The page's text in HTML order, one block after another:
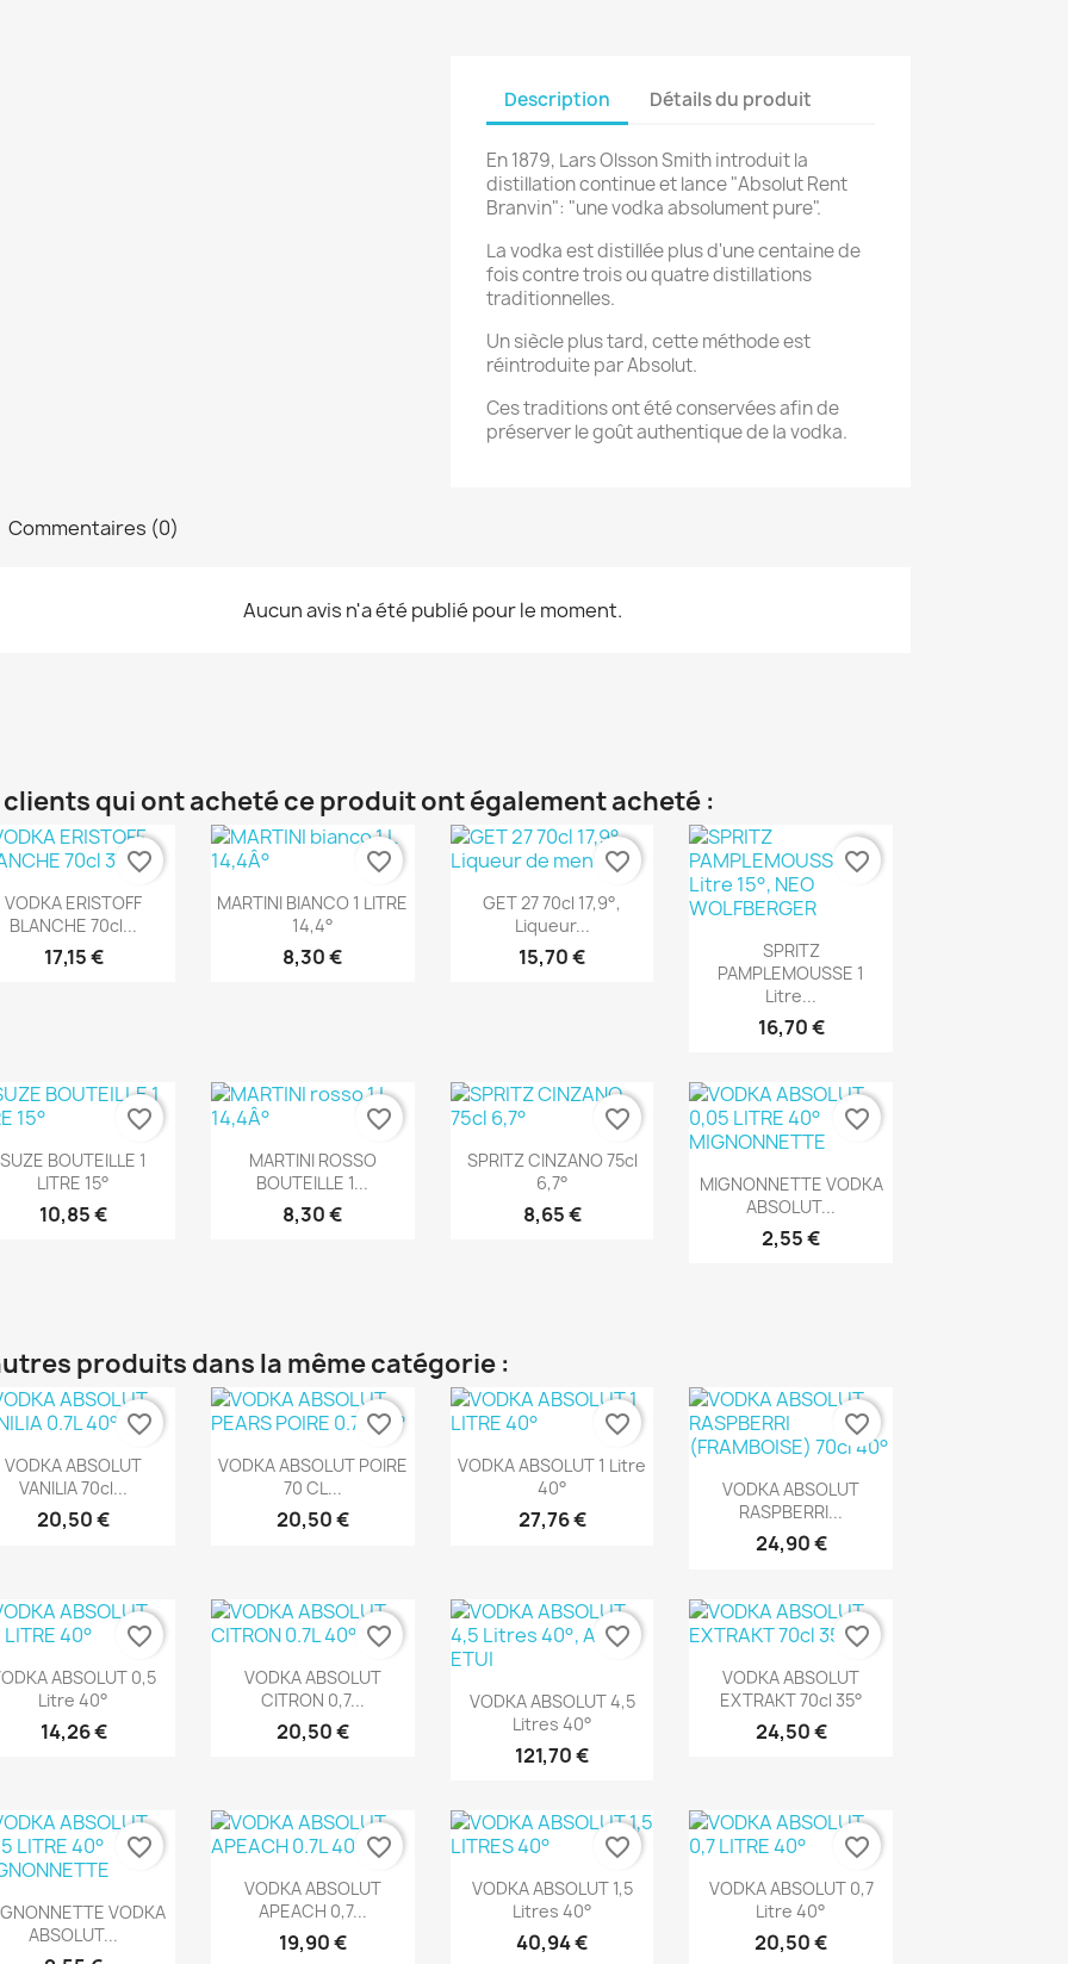
Description Détails du produit
En 1879, Lars Olsson Smith introduit la
distillation continue et lance "Absolut Rent
Branvin": "une vodka absolument pure".
La vodka est distillée plus d'une centaine de
fois contre trois ou quatre distillations
traditionnelles.
Un siècle plus tard, cette méthode est
réintroduite par Absolut.
Ces traditions ont été conservées afin de
préserver le goût authentique de la vodka.
Commentaires (0)
Aucun avis n'a été publié pour le moment.
clients qui ont acheté ce produit ont également acheté :
Aperçu rapide
VODKA ERISTOFF
BLANCHE 70cl...
17,15 €
favorite_border
Aperçu rapide
MARTINI BIANCO 1 LITRE
14,4°
8,30 €
favorite_border
Aperçu rapide
GET 27 70cl 17,9°,
Liqueur...
15,70 €
favorite_border
Aperçu rapide
SPRITZ
PAMPLEMOUSSE 1
Litre...
16,70 €
favorite_border
Aperçu rapide
SUZE BOUTEILLE 1
LITRE 15°
10,85 €
favorite_border
Aperçu rapide
MARTINI ROSSO
BOUTEILLE 1...
8,30 €
favorite_border
Aperçu rapide
SPRITZ CINZANO 75cl
6,7°
8,65 €
favorite_border
Aperçu rapide
MIGNONNETTE VODKA
ABSOLUT...
2,55 €
favorite_border
produits dans la même catégorie :
Aperçu rapide
VODKA ABSOLUT
VANILIA 70cl...
20,50 €
favorite_border
Aperçu rapide
VODKA ABSOLUT POIRE
70 CL...
20,50 €
favorite_border
Aperçu rapide
VODKA ABSOLUT 1 Litre
40°
27,76 €
favorite_border
Aperçu rapide
VODKA ABSOLUT
RASPBERRI...
24,90 €
favorite_border
Aperçu rapide
ABSOLUT 0,5
Litre 40°
14,26 €
favorite_border
Aperçu rapide
VODKA ABSOLUT
CITRON 0,7...
20,50 €
favorite_border
Aperçu rapide
VODKA ABSOLUT 4,5
Litres 40°
121,70 €
favorite_border
Aperçu rapide
VODKA ABSOLUT
EXTRAKT 70cl 35°
24,50 €
favorite_border
Aperçu rapide
VODKA
ABSOLUT...
favorite_border
Aperçu rapide
VODKA ABSOLUT
APEACH 0,7...
19,90 €
favorite_border
Aperçu rapide
VODKA ABSOLUT 1,5
Litres 40°
40,94 €
favorite_border
Aperçu rapide
VODKA ABSOLUT 0,7
Litre 40°
20,50 €
favorite_border